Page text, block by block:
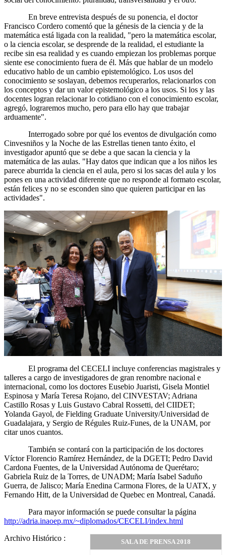
En breve entrevista después de su ponencia, el doctor
Francisco Cordero comentó que la génesis de la ciencia y de la
matemática está ligada con la realidad, "pero la matemática escolar,
o la ciencia escolar, se desprende de la realidad, el estudiante la
recibe sin esa realidad y es cuando empiezan los problemas porque
siente ese conocimiento fuera de él. Más que hablar de un modelo
educativo hablo de un cambio epistemológico. Los usos del
conocimiento se soslayan, debemos recuperarlos, relacionarlos con
los conceptos y dar un valor epistemológico a los usos. Si los y las
docentes logran relacionar lo cotidiano con el conocimiento escolar,
agregó, lograremos mucho, pero para ello hay que trabajar
arduamente".
Interrogado sobre por qué los eventos de divulgación como
Cinvesniños y la Noche de las Estrellas tienen tanto éxito, el
investigador apuntó que se debe a que sacan la ciencia y la
matemática de las aulas. "Hay datos que indican que a los niños les
parece aburrida la ciencia en el aula, pero si los sacas del aula y los
pones en una actividad diferente que no responde al formato escolar,
están felices y no se esconden sino que quieren participar en las
actividades".
El programa del CECELI incluye conferencias magistrales y
talleres a cargo de investigadores de gran renombre nacional e
internacional, como los doctores Eusebio Juaristi, Gisela Montiel
Espinosa y María Teresa Rojano, del CINVESTAV; Adriana
Castillo Rosas y Luis Gustavo Cabral Rossetti, del CIIDET;
Yolanda Gayol, de Fielding Graduate University/Universidad de
Guadalajara, y Sergio de Régules Ruiz-Funes, de la UNAM, por
citar unos cuantos.
También se contará con la participación de los doctores
Víctor Florencio Ramírez Hernández, de la DGETI; Pedro David
Cardona Fuentes, de la Universidad Autónoma de Querétaro;
Gabriela Ruiz de la Torres, de UNADM; María Isabel Saduño
Guerra, de Jalisco; María Enedina Carmona Flores, de la UATX, y
Fernando Hitt, de la Universidad de Quebec en Montreal, Canadá.
Para mayor información se puede consultar la página
http://adria.inaoep.mx/~diplomados/CECELI/index.html
SALA DE PRENSA 2018
Archivo Histórico :